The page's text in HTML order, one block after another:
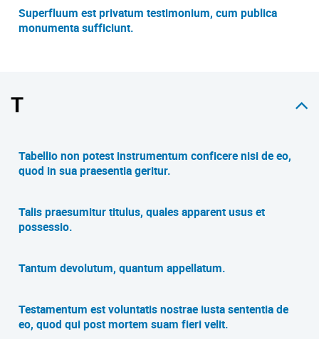
Superfluum est privatum testimonium, cum publica
monumenta sufficiunt.
T
Tabellio non potest instrumentum conficere nisi de eo,
quod in sua praesentia geritur.
Talis praesumitur titulus, quales apparent usus et
possessio.
Tantum devolutum, quantum appellatum.
Testamentum est voluntatis nostrae iusta sententia de
eo, quod qui post mortem suam fieri velit.